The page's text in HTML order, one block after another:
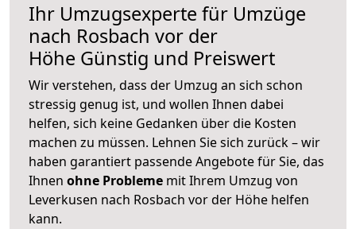
Ihr Umzugsexperte für Umzüge
nach Rosbach vor der
Höhe Günstig und Preiswert
Wir verstehen, dass der Umzug an sich schon
stressig genug ist, und wollen Ihnen dabei
helfen, sich keine Gedanken über die Kosten
machen zu müssen. Lehnen Sie sich zurück – wir
haben garantiert passende Angebote für Sie, das
Ihnen ohne Probleme mit Ihrem Umzug von
Leverkusen nach Rosbach vor der Höhe helfen
kann.